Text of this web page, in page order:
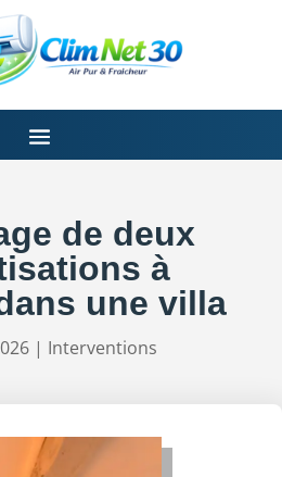
de deux
à
une villa
| Interventions